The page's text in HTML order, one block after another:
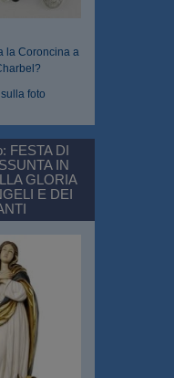
la Coroncina a
foto
FESTA DI
IN
GLORIA
E DEI